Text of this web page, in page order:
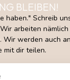
BLEIBEN!
haben." Schreib
arbeiten
Wir werden auch
mit dir teilen.